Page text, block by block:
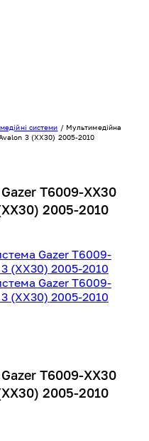
системи / Мультимедійна
3 (XX30) 2005-2010
T6009-XX30
2005-2010
T6009-XX30
2005-2010